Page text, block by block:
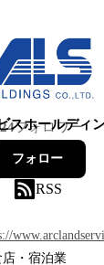
スホールディ
フォロワー
フォロー
RSS
店・宿泊業